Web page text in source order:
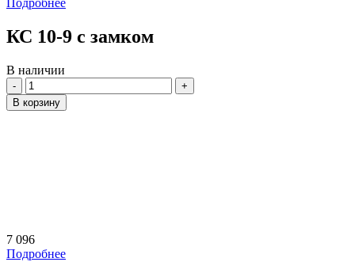
Подробнее
КС 10-9 с замком
В наличии
Количество
В корзину
7 096
Подробнее